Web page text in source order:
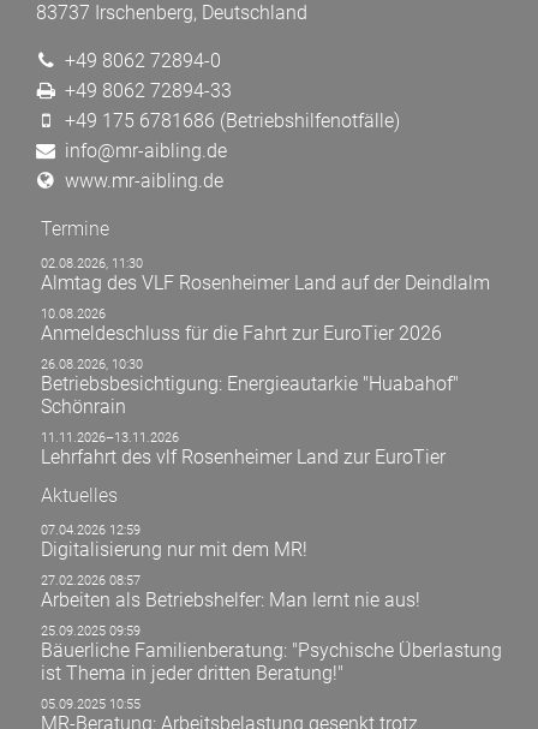
83737 Irschenberg, Deutschland
+49 8062 72894-0
+49 8062 72894-33
+49 175 6781686 (Betriebshilfenotfälle)
info@mr-aibling.de
www.mr-aibling.de
Termine
02.08.2026, 11:30
Almtag des VLF Rosenheimer Land auf der Deindlalm
10.08.2026
Anmeldeschluss für die Fahrt zur EuroTier 2026
26.08.2026, 10:30
Betriebsbesichtigung: Energieautarkie "Huabahof"
Schönrain
11.11.2026–13.11.2026
Lehrfahrt des vlf Rosenheimer Land zur EuroTier
Aktuelles
07.04.2026 12:59
Digitalisierung nur mit dem MR!
27.02.2026 08:57
Arbeiten als Betriebshelfer: Man lernt nie aus!
25.09.2025 09:59
Bäuerliche Familienberatung: "Psychische Überlastung
ist Thema in jeder dritten Beratung!"
05.09.2025 10:55
MR-Beratung: Arbeitsbelastung gesenkt trotz